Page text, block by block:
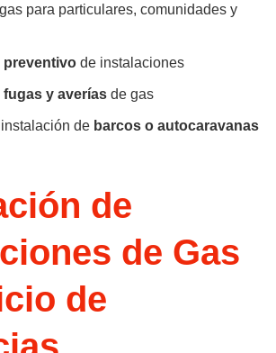
para particulares, comunidades y
preventivode instalaciones
fugas y averíasde gas
de barcos o autocaravanas
de
de Gas
de